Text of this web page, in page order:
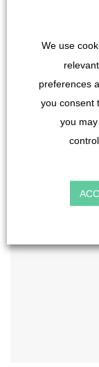
We use
preferences
you consent
you